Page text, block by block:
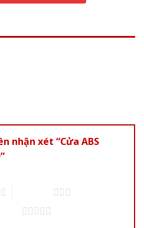
nhận xét “Cửa ABS